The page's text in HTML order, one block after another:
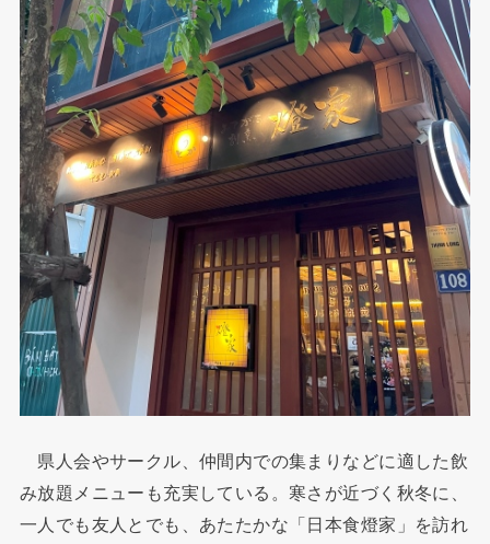
県人会やサークル、仲間内での集まりなどに適した飲
み放題メニューも充実している。寒さが近づく秋冬に、
一人でも友人とでも、あたたかな「日本食燈家」を訪れ